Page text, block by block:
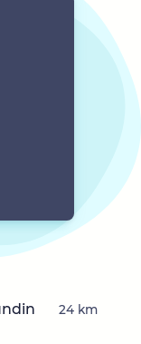
24 km